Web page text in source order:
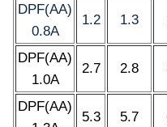
DPF(AA)
0.8A
1.2 1.3
DPF(AA)
1.0A
2.7 2.8
DPF(AA)
5.3 5.7